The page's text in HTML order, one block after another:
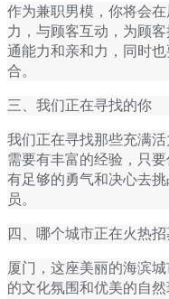
作为兼职男模，你将会
力，与顾客互动，为顾
通能力和亲和力，同时
合。
三、我们正在寻找的你
我们正在寻找那些充满
需要有丰富的经验，只
有足够的勇气和决心去
员。
四、哪个城市正在火热招
厦门，这座美丽的海滨
的文化氛围和优美的自